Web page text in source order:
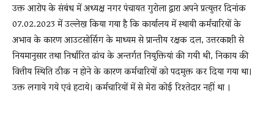
उक्त आरोप के संबंध में अध्यक्ष नगर पंचायत गुरोला द्वारा अपने प्रत्युत्तर दिनांक
07.02.2023 में उल्लेख किया गया है कि कार्यालय में स्थायी कर्मचारियों के
अभाव के कारण आउटसोर्सिग के माध्यम से प्रान्तीय रक्षक दल, उत्तरकाशी से
नियमानुसार तथा निर्धारित ढांच के अन्तर्गत नियुक्तियां की गयी थी, निकाय की
वित्तीय स्थिति ठीक न होने के कारण कर्मचारियों को पदमुक्त कर दिया गया था।
उक्त लगाये गये एवं हटाये। कर्मचारियों में से मेरा कोई रिश्तेदार नहीं था ।